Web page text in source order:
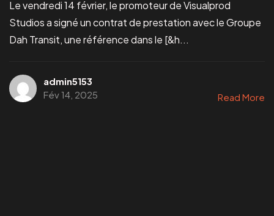
Le vendredi 14 février, le promoteur de Visualprod
Studios a signé un contrat de prestation avec le Groupe
Dah Transit, une référence dans le [&h...
admin5153
Fév 14, 2025
Read More